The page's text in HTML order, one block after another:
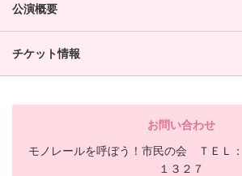
公演概要
チケット情報
お問い合わせ
モノレールを呼ぼう！市民の会 ＴＥＬ
１３２７